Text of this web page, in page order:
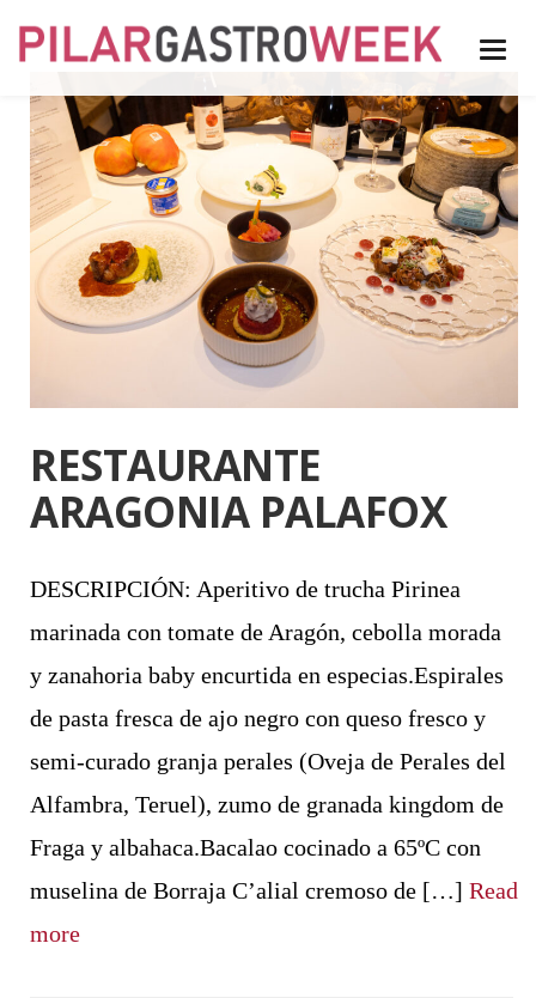
RESTAURANTE
ARAGONIA PALAFOX
DESCRIPCIÓN: Aperitivo de trucha Pirinea
marinada con tomate de Aragón, cebolla morada
y zanahoria baby encurtida en especias.Espirales
de pasta fresca de ajo negro con queso fresco y
semi-curado granja perales (Oveja de Perales del
Alfambra, Teruel), zumo de granada kingdom de
Fraga y albahaca.Bacalao cocinado a 65ºC con
muselina de Borraja C’alial cremoso de […] Read
more